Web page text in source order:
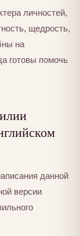
личностей,
щедрость,
на
готовы помочь
данной
версии